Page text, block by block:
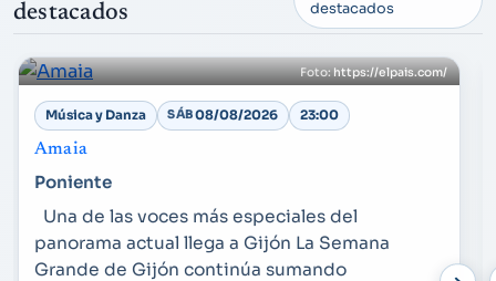
destacados destacados
https://elpais.com/
Música y Danza SÁB08/08/2026 23:00
Amaia
Poniente
Una de las voces más especiales del
panorama actual llega a Gijón La Semana
Grande de Gijón continúa sumando